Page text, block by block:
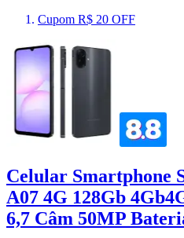
Cupom R$ 20 OFF
Celular Smartphone
A07 4G 128Gb
6,7 Câm 50MP